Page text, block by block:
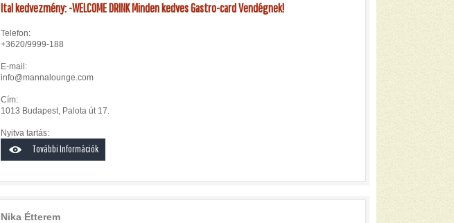
Ital kedvezmény: -WELCOME DRINK Minden kedves Gastro-card Vendégnek!
Telefon:
+3620/9999-188
E-mail:
info@mannalounge.com
Cím:
1013 Budapest, Palota út 17.
Nyitva tartás:
További Információk
Nika Étterem